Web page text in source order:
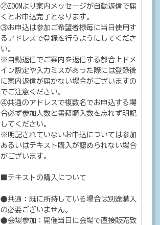
②ZOOMより案内メッセージが自動返信で届
くとお申込完了となります。
③お申込は参加ご希望者様毎に当日使用す
るアドレスで登録を行うようにしてくださ
い。
※自動返信でご案内を返信する都合上ドメ
イン設定や入力ミスがあった際には登録後
に案内返信が届かない場合がございますの
でご注意ください。
④共通のアドレスで複数名でお申込する場
合必ず参加人数と書籍購入数を忘れず明記
してください。
※明記されていないお申込については参加
あるいはテキスト購入が認められない場合
がございます。
■テキストの購入について
●共通：既に所持している場合は別途購入
の必要ございません。
●会場参加：開催当日に会場で直接販売致